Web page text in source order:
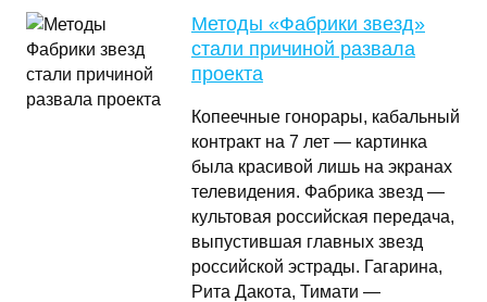
Методы «Фабрики звезд»
стали причиной развала
проекта
Копеечные гонорары, кабальный
контракт на 7 лет — картинка
была красивой лишь на экранах
телевидения. Фабрика звезд —
культовая российская передача,
выпустившая главных звезд
российской эстрады. Гагарина,
Рита Дакота, Тимати —